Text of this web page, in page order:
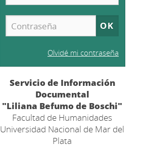
Olvidé mi contraseña
Servicio de Información
Documental
"Liliana Befumo de Boschi"
Facultad de Humanidades
Universidad Nacional de Mar del
Plata